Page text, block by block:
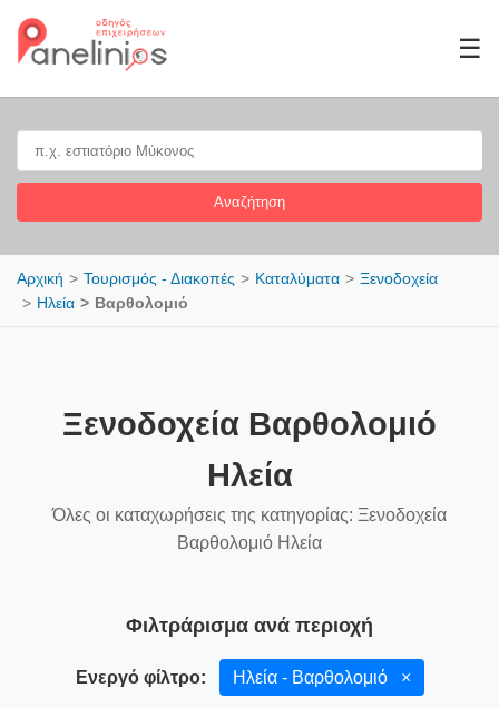
☰
Αναζήτηση
Αρχική Τουρισμός - Διακοπές Καταλύματα
Ξενοδοχεία
Ηλεία
Βαρθολομιό
Ξενοδοχεία Βαρθολομιό
Ηλεία
Όλες οι καταχωρήσεις της κατηγορίας: Ξενοδοχεία
Βαρθολομιό Ηλεία
Φιλτράρισμα ανά περιοχή
Ενεργό φίλτρο: Ηλεία - Βαρθολομιό ×